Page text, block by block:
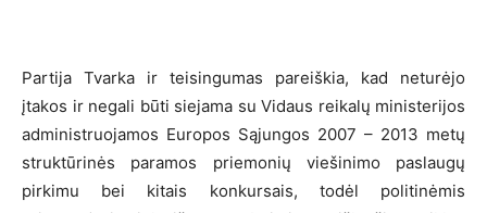
Partija Tvarka ir teisingumas pareiškia, kad neturėjo
įtakos ir negali būti siejama su Vidaus reikalų ministerijos
administruojamos Europos Sąjungos 2007 – 2013 metų
struktūrinės paramos priemonių viešinimo paslaugų
pirkimu bei kitais konkursais, todėl politinėmis